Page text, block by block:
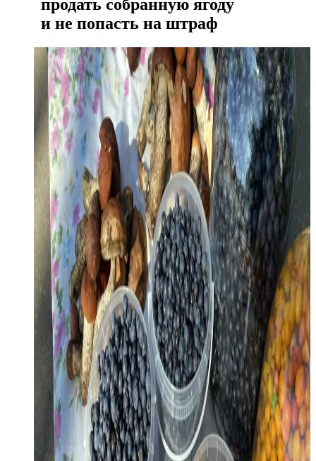
продать собранную ягоду
и не попасть на штраф